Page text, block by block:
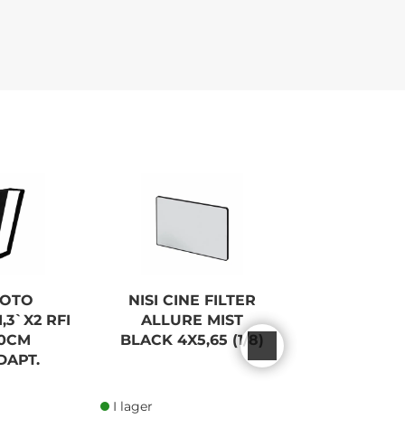
RFI
NISI CINE FILTER
ALLURE MIST
BLACK 4X5,65 (1/8)
I lager